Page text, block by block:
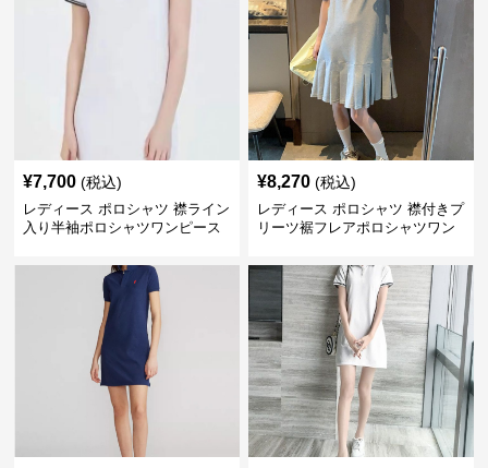
¥7,700 (税込)
レディース ポロシャツ 襟ライン
入り半袖ポロシャツワンピース
¥8,270 (税込)
レディース ポロシャツ 襟付きプ
リーツ裾フレアポロシャツワン